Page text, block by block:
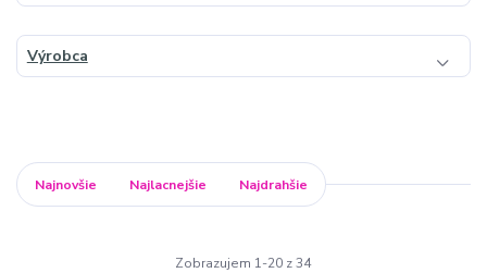
Výrobca
Najnovšie Najlacnejšie Najdrahšie
Zobrazujem 1-20 z 34